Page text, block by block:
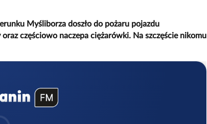
Myśliborza doszło do pożaru pojazdu
częściowo naczepa ciężarówki. Na szczęście nikomu